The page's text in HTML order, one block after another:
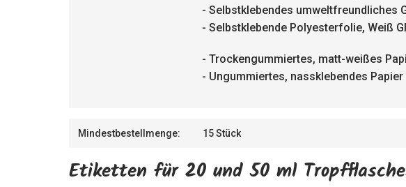
- Selbstklebendes umweltfreundliches
- Selbstklebende Polyesterfolie, Weiß
- Trockengummiertes, matt-weißes
- Ungummiertes, nassklebendes
Mindestbestellmenge: 15 Stück
Etiketten für 20 und 50 ml